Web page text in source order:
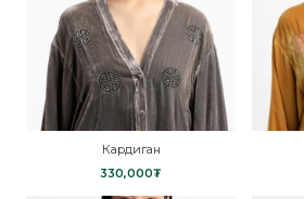
Кардиган
330,000₮